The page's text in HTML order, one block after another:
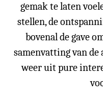
gemak te laten
stellen, de
bovenal de gave
samenvatting van
weer uit pure